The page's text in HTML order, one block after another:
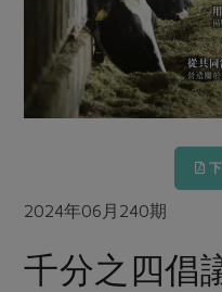
調理食材・點心
調味醬料/南北貨
休閒零嘴
保健食品
家庭清潔
湯品．鍋物
主題食譜
更多當季產品
議題活動
主婦聯盟X樂齡網特約優惠案
更多議題活動
非基改運動
廢核運動
更多議題
生活者e週報
檢驗報告
硝酸鹽檢驗
選舉專區
2024年06月240期
千分之四倡